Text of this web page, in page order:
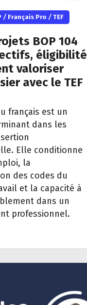
/ Français Pro / TEF
BOP 104
éligibilité
valoriser
avec le TEF
français est un
dans les
Elle conditionne
la
des codes du
et la capacité à
dans un
professionnel.